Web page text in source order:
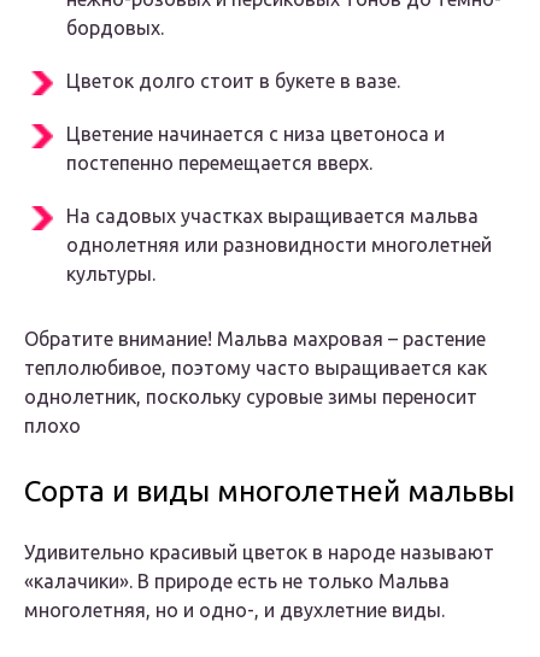
бордовых.
Цветок долго стоит в букете в вазе.
Цветение начинается с низа цветоноса и
постепенно перемещается вверх.
На садовых участках выращивается мальва
однолетняя или разновидности многолетней
культуры.
Обратите внимание! Мальва махровая – растение
теплолюбивое, поэтому часто выращивается как
однолетник, поскольку суровые зимы переносит
плохо
Сорта и виды многолетней мальвы
Удивительно красивый цветок в народе называют
«калачики». В природе есть не только Мальва
многолетняя, но и одно-, и двухлетние виды.